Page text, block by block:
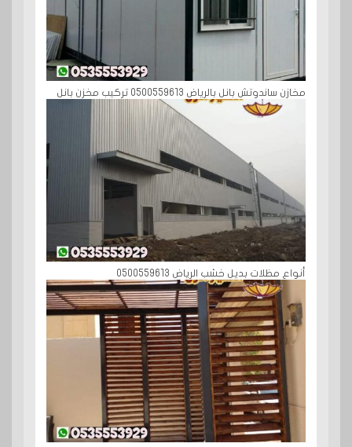
مخازن ساندوتش بانل بالرياض 0500559613 تركيب مخزن بانل
أنواع مظلات بديل خشب الرياض 0500559613